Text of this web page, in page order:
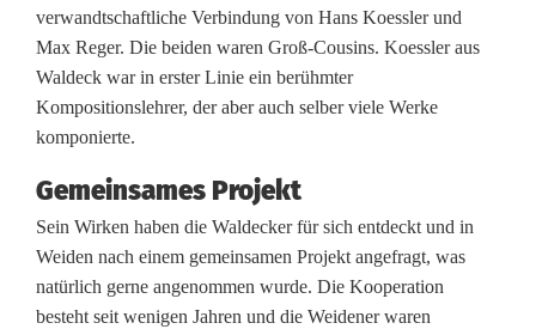
k
u
n
W
e
i
verwandtschaftliche Verbindung von Hans Koessler und
Max Reger. Die beiden waren Groß-Cousins. Koessler aus
Waldeck war in erster Linie ein berühmter
Kompositionslehrer, der aber auch selber viele Werke
komponierte.
Gemeinsames Projekt
Sein Wirken haben die Waldecker für sich entdeckt und in
Weiden nach einem gemeinsamen Projekt angefragt, was
natürlich gerne angenommen wurde. Die Kooperation
besteht seit wenigen Jahren und die Weidener waren